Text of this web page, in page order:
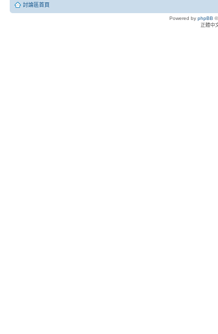
討論區首頁
Powered by phpBB
正體中